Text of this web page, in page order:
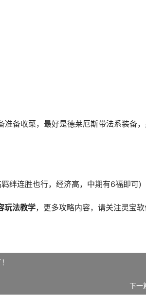
备收菜，最好是德莱厄斯带法系装备
绊连胜也行，经济高，中期有6福即可)
玩法教学，更多攻略内容，请关注灵宝
下一